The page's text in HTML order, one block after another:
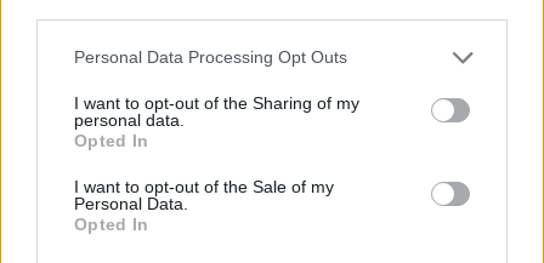
Please note that this website/app uses one or more Google
not limited to your visit or usage behaviour. You may click to
grant or deny consent to Google and its third-party tags to
use your data for below specified purposes in below Google
consent section.
Personal Data Processing Opt Outs
I want to opt-out of the Sharing of my
personal data.
Opted In
I want to opt-out of the Sale of my
Personal Data.
Opted In
Το πρώτο video θα μπορούσε να θεωρηθεί διαφήμιση,
ενώ το δεύτερο εμβαθύνει λίγο περισσότερο στη νέα
λειτουργία: